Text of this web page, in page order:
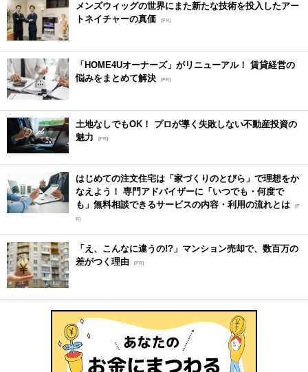
メンズウィッグの世界にまた新たな技術を投入したアー
トネイチャーの真価 [PR]
「HOME4Uオーナーズ」がリニューアル！ 賃貸経営の
悩みをまとめて解決 [PR]
土地なしでもOK！ プロが導く失敗しない不動産投資の
魅力
[PR]
はじめての注文住宅は「家づくりのとびら」で理想をか
なえよう！ 専門アドバイザーに「いつでも・何度で
も」無料相談できるサービスの内容・利用の流れとは [P
R]
「え、こんなに違うの!?」マンション売却で、数百万の
差がつく理由 [PR]